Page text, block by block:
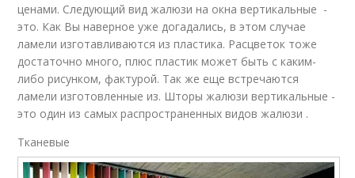
ценами. Следующий вид жалюзи на окна вертикальные -
это. Как Вы наверное уже догадались, в этом случае
ламели изготавливаются из пластика. Расцветок тоже
достаточно много, плюс пластик может быть с каким-
либо рисунком, фактурой. Так же еще встречаются
ламели изготовленные из. Шторы жалюзи вертикальные -
это один из самых распространенных видов жалюзи .
Тканевые